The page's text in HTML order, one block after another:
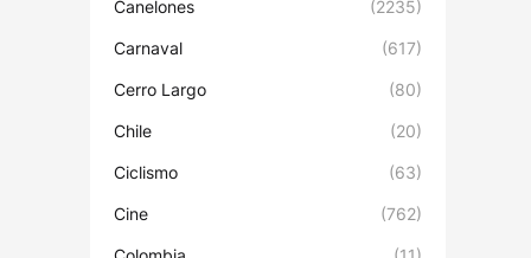
Canelones (2235)
Carnaval (617)
Cerro Largo (80)
Chile (20)
Ciclismo (63)
Cine (762)